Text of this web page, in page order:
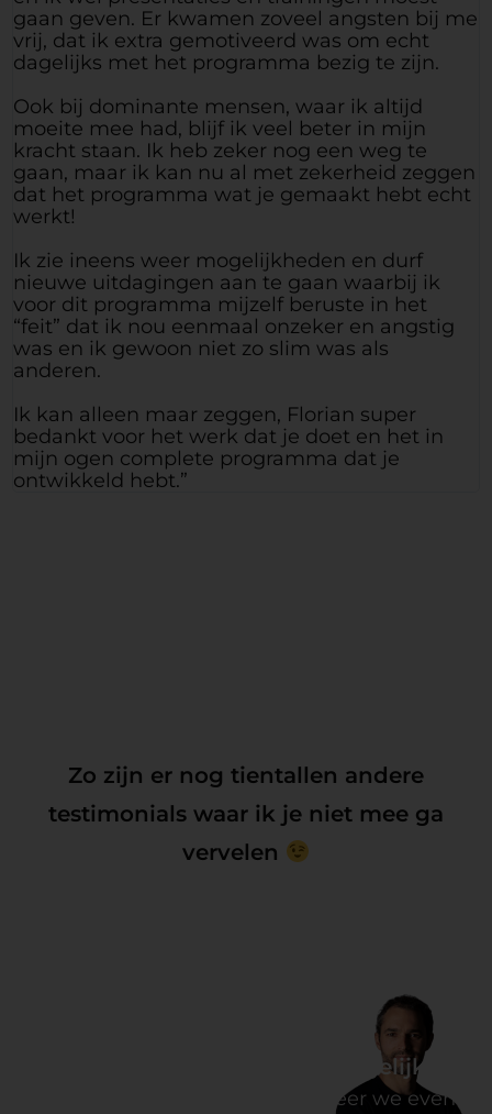
gaan geven. Er kwamen zoveel angsten bij me
vrij, dat ik extra gemotiveerd was om echt
dagelijks met het programma bezig te zijn.
Ook bij dominante mensen, waar ik altijd
moeite mee had, blijf ik veel beter in mijn
kracht staan. Ik heb zeker nog een weg te
gaan, maar ik kan nu al met zekerheid zeggen
dat het programma wat je gemaakt hebt echt
werkt!
Ik zie ineens weer mogelijkheden en durf
nieuwe uitdagingen aan te gaan waarbij ik
voor dit programma mijzelf beruste in het
“feit” dat ik nou eenmaal onzeker en angstig
was en ik gewoon niet zo slim was als
anderen.
Ik kan alleen maar zeggen, Florian super
bedankt voor het werk dat je doet en het in
mijn ogen complete programma dat je
ontwikkeld hebt.”
Zo zijn er nog tientallen andere
testimonials waar ik je niet mee ga
vervelen
Wil je weten wat voor jou mogelijk is?
Daar kom je snel achter wanneer we even